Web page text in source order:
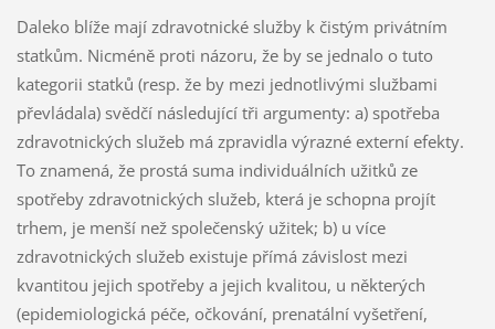
Daleko blíže mají zdravotnické služby k čistým privátním
statkům. Nicméně proti názoru, že by se jednalo o tuto
kategorii statků (resp. že by mezi jednotlivými službami
převládala) svědčí následující tři argumenty: a) spotřeba
zdravotnických služeb má zpravidla výrazné externí efekty.
To znamená, že prostá suma individuálních užitků ze
spotřeby zdravotnických služeb, která je schopna projít
trhem, je menší než společenský užitek; b) u více
zdravotnických služeb existuje přímá závislost mezi
kvantitou jejich spotřeby a jejich kvalitou, u některých
(epidemiologická péče, očkování, prenatální vyšetření,